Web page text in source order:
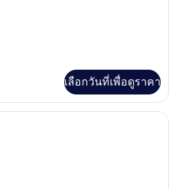
เลือกวันที่เพื่อดูราคา
Suite Duplex avec Terrasse | วิวจากห้อ